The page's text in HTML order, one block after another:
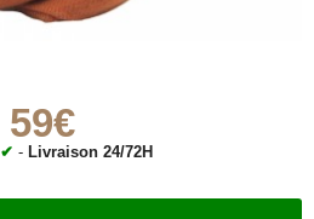
59€
✔ - Livraison 24/72H